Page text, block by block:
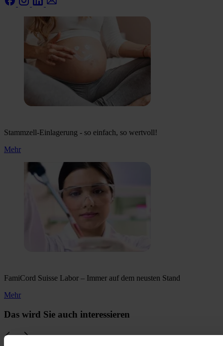
Stammzell-Einlagerung - so einfach, so wertvoll!
Mehr
FamiCord Suisse Labor – Immer auf dem neusten Stand
Mehr
Das wird Sie auch interessieren